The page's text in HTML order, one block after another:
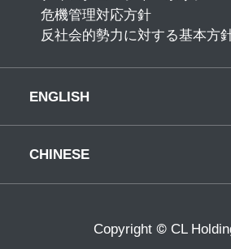
危機管理対応方針
反社会的勢力に対する基本方
ENGLISH
CHINESE
Copyright © CL